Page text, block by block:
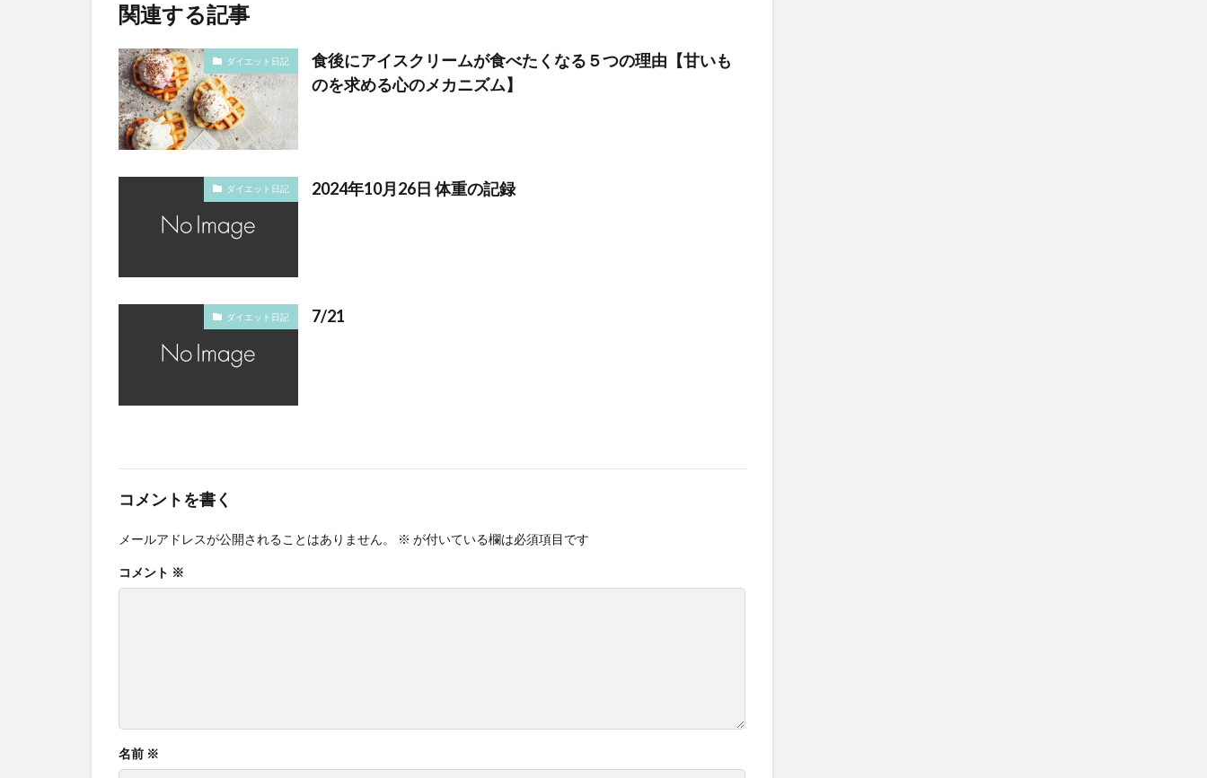
関連する記事
ダイエット日記
食後にアイスクリームが食べたくなる５つの理由【甘いも
のを求める心のメカニズム】
ダイエット日記 2024年10月26日 体重の記録
ダイエット日記 7/21
コメントを書く
メールアドレスが公開されることはありません。 ※ が付いている欄は必須項目です
コメント ※
名前 ※